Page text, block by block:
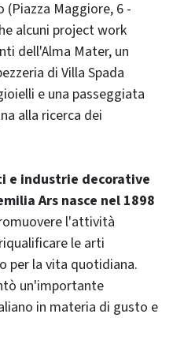
(Piazza Maggiore, 6 -
alcuni project work
dell'Alma Mater, un
di Villa Spada
e una passeggiata
alla ricerca dei
industrie decorative
Ars nasce nel 1898
l'attività
le arti
per la vita quotidiana.
un'importante
in materia di gusto e